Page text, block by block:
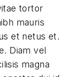
tortor
mauris
et netus et.
Diam vel
magna